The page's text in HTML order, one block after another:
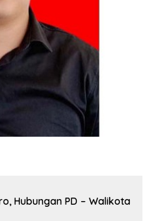
Hubungan PD – Walikota